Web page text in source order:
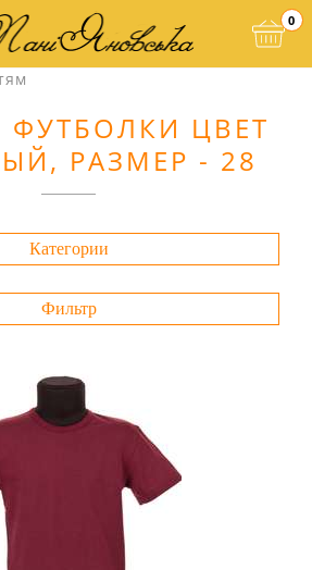
0
ФУТБОЛКИ ЦВЕТ
РАЗМЕР - 28
Категории
Фильтр